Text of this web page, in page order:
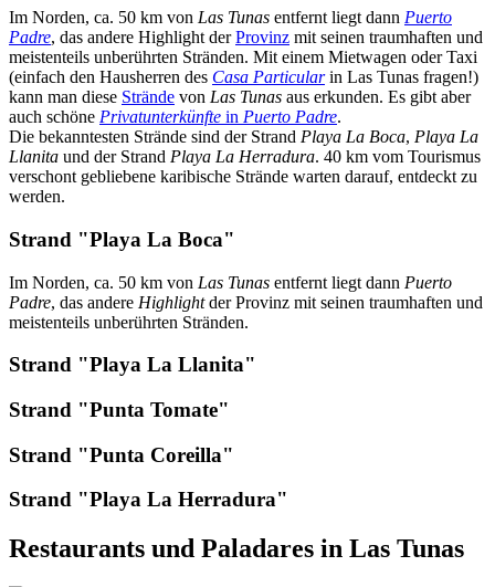
Im Norden, ca. 50 km von Las Tunas entfernt liegt dann Puerto
Padre, das andere Highlight derProvinz mit seinen traumhaften und
meistenteils unberührten Stränden. Mit einem Mietwagen oder Taxi
(einfach den Hausherren des Casa Particularin Las Tunas fragen!)
kann man diese Strände von Las Tunas aus erkunden. Es gibt aber
auch schöne Privatunterkünfte in Puerto Padre.
Die bekanntesten Strände sind der Strand Playa La Boca, Playa La
Llanita und der Strand Playa La Herradura. 40 km vom Tourismus
verschont gebliebene karibische Strände warten darauf, entdeckt zu
werden.
Strand "Playa La Boca"
Im Norden, ca. 50 km von Las Tunas entfernt liegt dann Puerto
Padre, das andere Highlightder Provinz mit seinen traumhaften und
meistenteils unberührten Stränden.
Strand "Playa La Llanita"
Strand "Punta Tomate"
Strand "Punta Coreilla"
Strand "Playa La Herradura"
Restaurants und Paladares in Las Tunas